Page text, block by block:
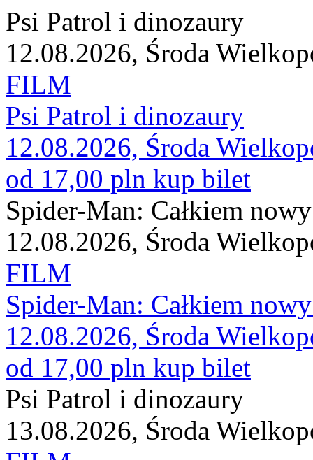
Psi Patrol i dinozaury
12.08.2026, Środa
FILM
Psi Patrol i dinozaury
12.08.2026, Środa
od 17,00 pln kup bilet
Spider-Man: Całkiem
12.08.2026, Środa
FILM
Spider-Man: Całkiem
12.08.2026, Środa
od 17,00 pln kup bilet
Psi Patrol i dinozaury
13.08.2026, Środa